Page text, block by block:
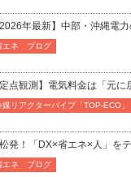
2026年最新】中部・沖縄電
エネ ブログ
定点観測】電気料金は「元
媒リアクターパイプ「TOP-ECO
発！「DX×省エネ×人」を
エネ ブログ